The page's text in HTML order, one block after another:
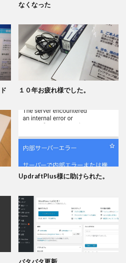
なくなった
１０年お疲れ様でした。
UpdraftPlus様に助けられた。